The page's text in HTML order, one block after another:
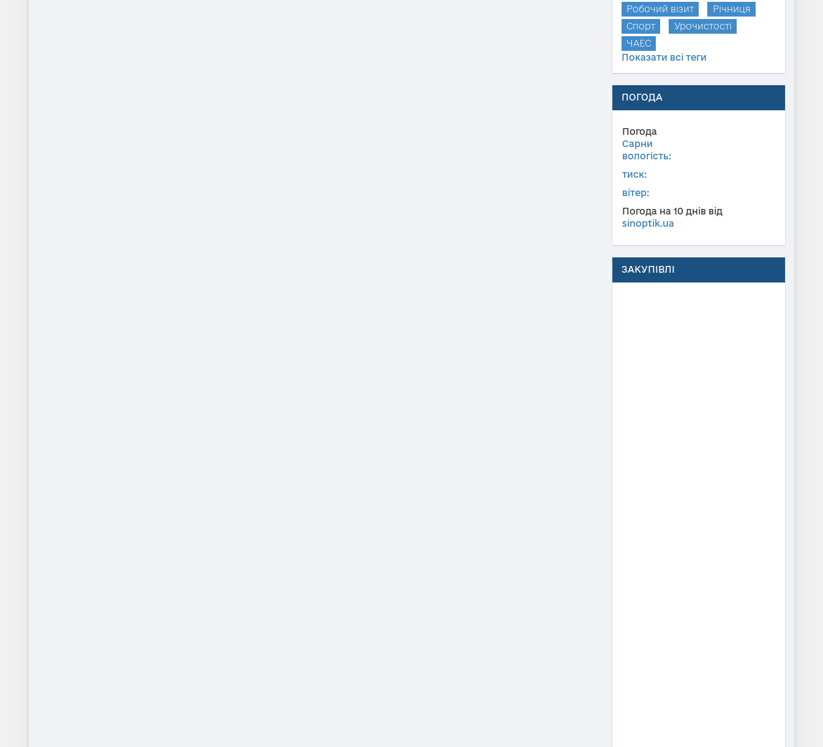
Робочий візит
Річниця
Спорт
Урочистості
ЧАЕС
Показати всі теги
ПОГОДА
Погода
Сарни
вологість:
тиск:
вітер:
Погода на 10 днів від
sinoptik.ua
ЗАКУПІВЛІ